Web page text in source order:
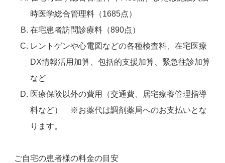
時医学総合管理料（1685点）
在宅患者訪問診療料（890点）
レントゲンや心電図などの各種検査料、在宅医療
DX情報活用加算、包括的支援加算、緊急往診加算
など
医療保険以外の費用（交通費、居宅療養管理指導
料など） ※お薬代は調剤薬局へのお支払いとな
ります。
ご自宅の患者様の料金の目安